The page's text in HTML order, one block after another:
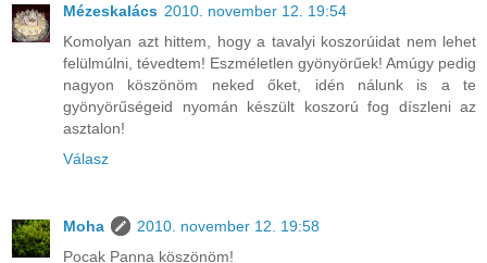
Mézeskalács 2010. november 12. 19:54
Komolyan azt hittem, hogy a tavalyi koszorúidat nem lehet
felülmúlni, tévedtem! Eszméletlen gyönyörűek! Amúgy pedig
nagyon köszönöm neked őket, idén nálunk is a te
gyönyörűségeid nyomán készült koszorú fog díszleni az
asztalon!
Válasz
Moha
2010. november 12. 19:58
Pocak Panna köszönöm!